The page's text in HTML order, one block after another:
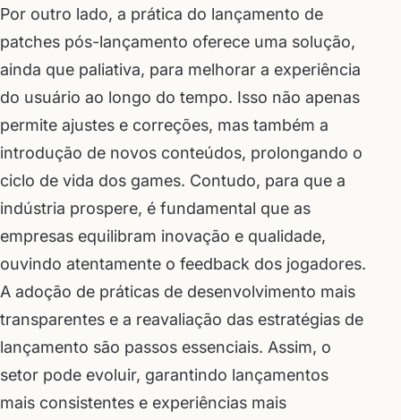
Por outro lado, a prática do lançamento de
patches pós-lançamento oferece uma solução,
ainda que paliativa, para melhorar a experiência
do usuário ao longo do tempo. Isso não apenas
permite ajustes e correções, mas também a
introdução de novos conteúdos, prolongando o
ciclo de vida dos games. Contudo, para que a
indústria prospere, é fundamental que as
empresas equilibram inovação e qualidade,
ouvindo atentamente o feedback dos jogadores.
A adoção de práticas de desenvolvimento mais
transparentes e a reavaliação das estratégias de
lançamento são passos essenciais. Assim, o
setor pode evoluir, garantindo lançamentos
mais consistentes e experiências mais